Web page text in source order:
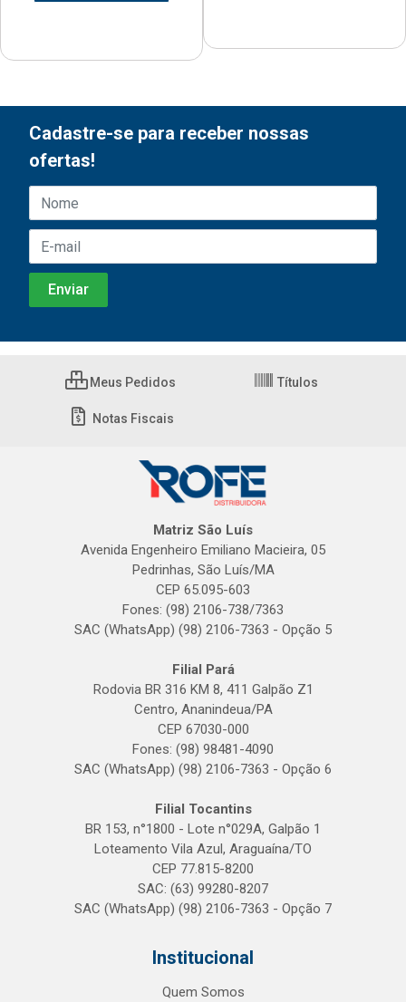
Cadastre-se para receber nossas
ofertas!
Meus Pedidos Títulos
Notas Fiscais
Matriz São Luís
Avenida Engenheiro Emiliano Macieira, 05
Pedrinhas, São Luís/MA
CEP 65.095-603
Fones: (98) 2106-738/7363
SAC (WhatsApp) (98) 2106-7363 - Opção 5
Filial Pará
Rodovia BR 316 KM 8, 411 Galpão Z1
Centro, Ananindeua/PA
CEP 67030-000
Fones: (98) 98481-4090
SAC (WhatsApp) (98) 2106-7363 - Opção 6
Filial Tocantins
BR 153, n°1800 - Lote n°029A, Galpão 1
Loteamento Vila Azul, Araguaína/TO
CEP 77.815-8200
SAC: (63) 99280-8207
SAC (WhatsApp) (98) 2106-7363 - Opção 7
Institucional
Quem Somos